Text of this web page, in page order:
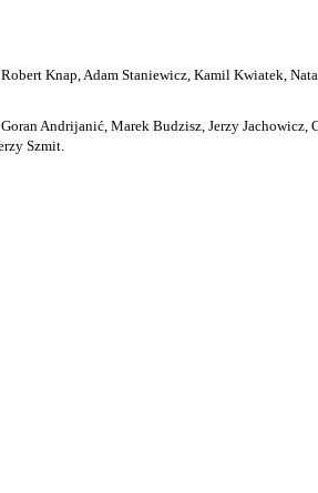
Knap, Adam Staniewicz, Kamil Kwiatek,
Andrijanić, Marek Budzisz, Jerzy Jachowicz,
Szmit.